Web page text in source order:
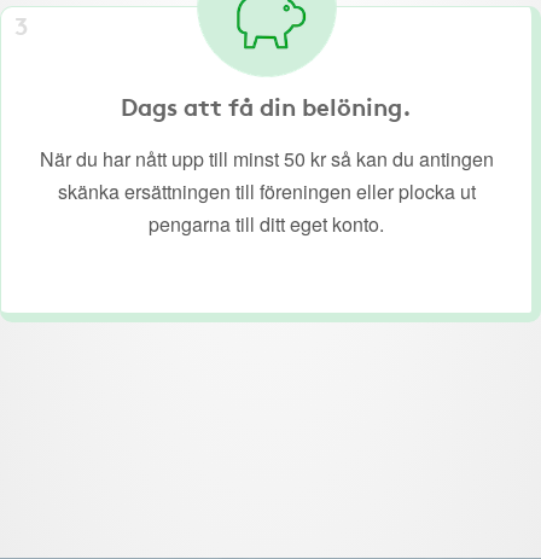
3
Dags att få din belöning.
När du har nått upp till minst 50 kr så kan du antingen
skänka ersättningen till föreningen eller plocka ut
pengarna till ditt eget konto.